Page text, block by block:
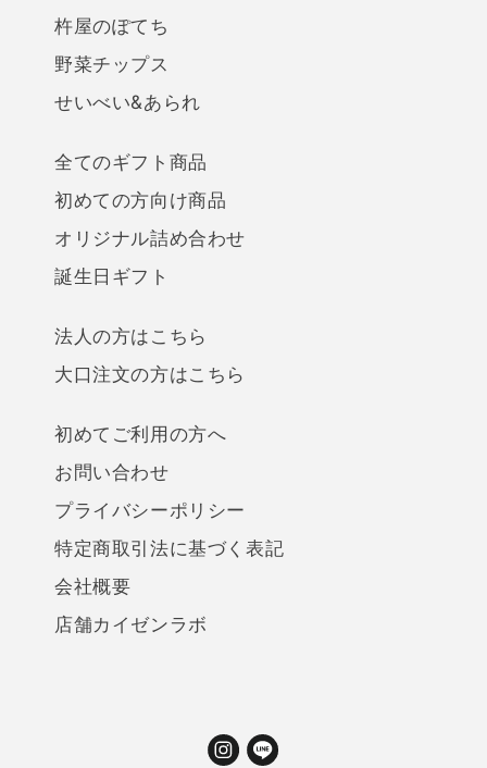
杵屋のぽてち
野菜チップス
せいべい&あられ
全てのギフト商品
初めての方向け商品
オリジナル詰め合わせ
誕生日ギフト
法人の方はこちら
大口注文の方はこちら
初めてご利用の方へ
お問い合わせ
プライバシーポリシー
特定商取引法に基づく表記
会社概要
店舗カイゼンラボ